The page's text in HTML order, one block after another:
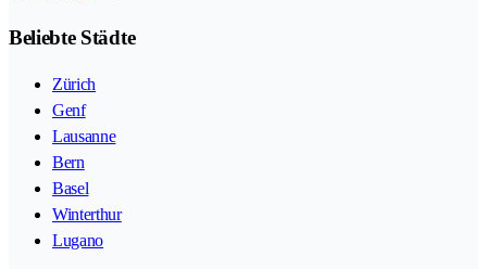
Beliebte Städte
Zürich
Genf
Lausanne
Bern
Basel
Winterthur
Lugano